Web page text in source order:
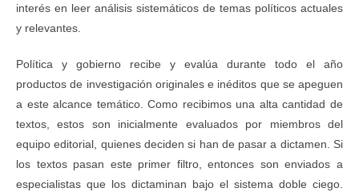
interés en leer análisis sistemáticos de temas políticos actuales
y relevantes.
Política y gobierno recibe y evalúa durante todo el año
productos de investigación originales e inéditos que se apeguen
a este alcance temático. Como recibimos una alta cantidad de
textos, estos son inicialmente evaluados por miembros del
equipo editorial, quienes deciden si han de pasar a dictamen. Si
los textos pasan este primer filtro, entonces son enviados a
especialistas que los dictaminan bajo el sistema doble ciego.